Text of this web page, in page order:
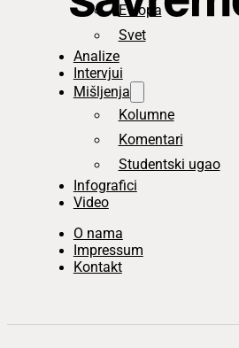
Evropa
Svet
Analize
Intervjui
Mišljenja
Kolumne
Komentari
Studentski ugao
Infografici
Video
O nama
Impressum
Kontakt